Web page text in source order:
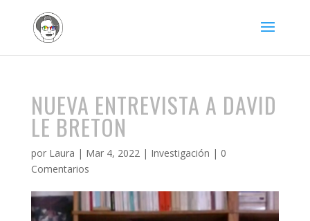
NUEVA ENTREVISTA A DAVID
LE BRETON
por Laura | Mar 4, 2022| Investigación | 0
Comentarios